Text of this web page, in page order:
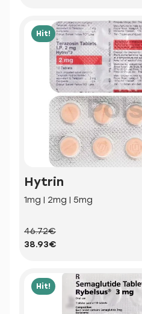
Hit!
Hytrin
1mg | 2mg | 5mg
46.72€
38.93€
Hit!